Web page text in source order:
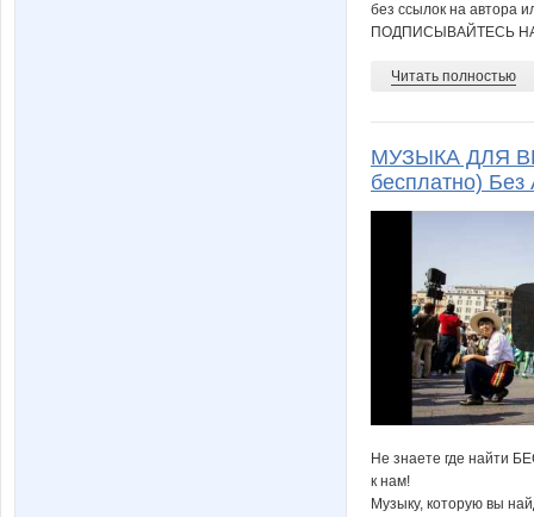
без ссылок на автора
ПОДПИСЫВАЙТЕСЬ
Читать полностью
МУЗЫКА ДЛЯ
бесплатно)
Не знаете где найти
к нам!
Музыку, которую вы